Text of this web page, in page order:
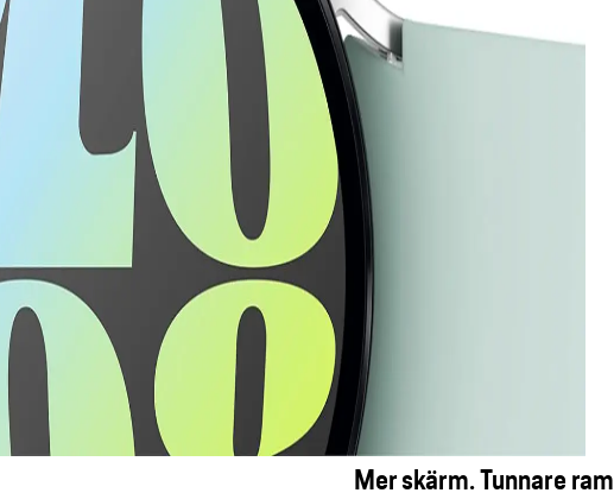
Mer skärm. Tunnare ram